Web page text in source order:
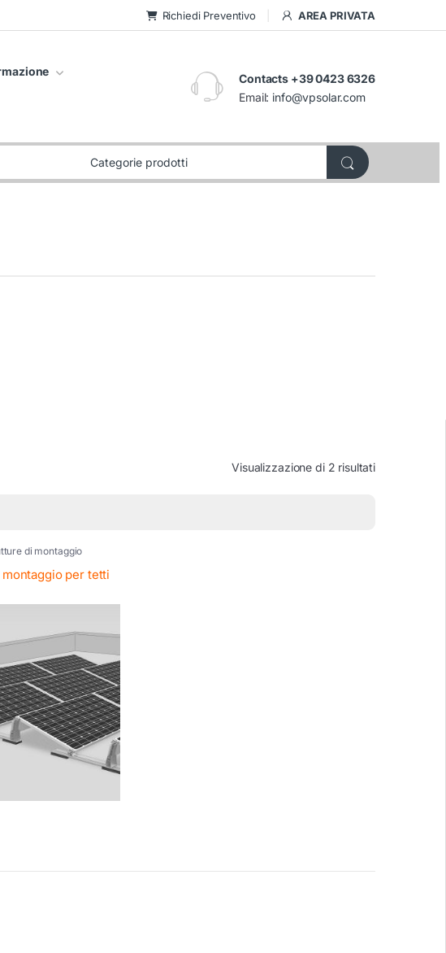
Richiedi Preventivo AREA PRIVATA
Contacts +39 0423 6326
Email: info@vpsolar.com
Visualizzazione di 2 risultati
di montaggio
per tetti